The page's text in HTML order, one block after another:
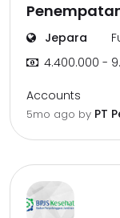
Jepara
4.400.000 -
Accounts
5mo ago by PT